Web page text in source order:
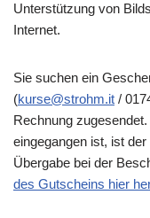
Unterstützung von
Internet.
Sie suchen ein
(kurse@strohm.it /
Rechnung
eingegangen ist, ist
Übergabe bei der
des Gutscheins hier